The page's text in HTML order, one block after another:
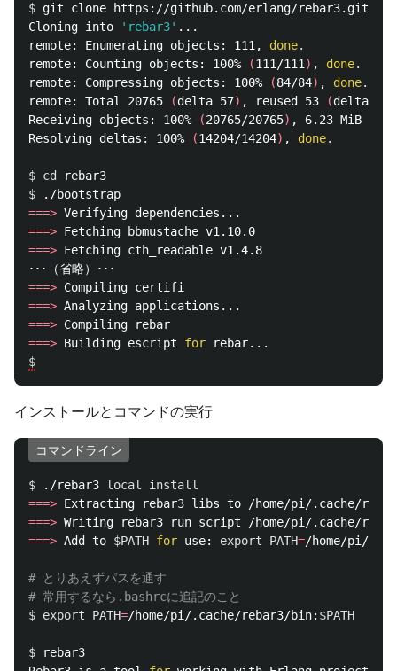
$ git clone https://github.com/erlang/rebar3.git
Cloning into
'rebar3' ...
remote: Enumerating objects: 111, done.
remote: Counting objects: 100%
(111/111) , done.
remote: Compressing objects: 100%
(84/84) , done.
remote: Total 20765
(delta 57) , reused 53 (delta 27
Receiving objects: 100%
(20765/20765) , 6.23 MiB |
Resolving deltas: 100%
(14204/14204) , done.
$ cd
$
===>
===>
===> Fetching cth_readable v1.4.8
===>
===>
===>
===> Building escript for
$
インストールとコマンドの実行
コマンドライン
$ ./rebar3 local install
===>
===>
===> Add to $PATH for use: export PATH=/home/pi/
# とりあえずパスを通す
# 常用するなら.bashrcに追記のこと
$ export PATH=/home/pi/.cache/rebar3/bin: $PATH
$
rebar3